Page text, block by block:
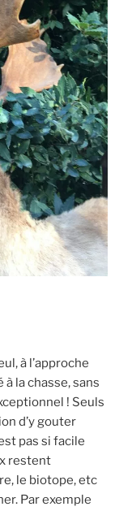
à l’approche
la chasse, sans
! Seuls
d’y gouter
pas si facile
restent
le biotope, etc
Par exemple